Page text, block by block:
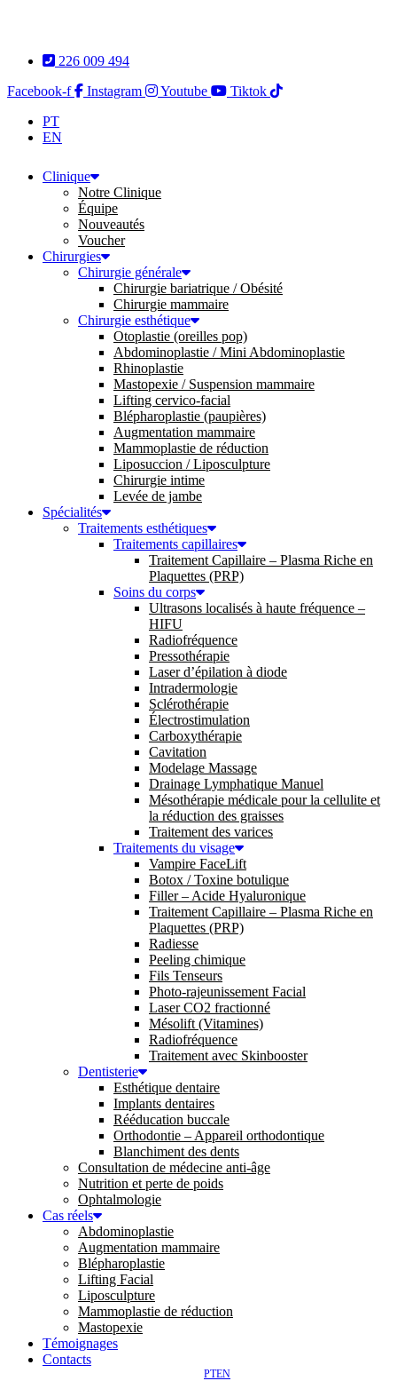
226 009 494
Facebook-f
Instagram Youtube
Tiktok
PT
EN
Clinique
Notre Clinique
Équipe
Nouveautés
Voucher
Chirurgies
Chirurgie générale
Chirurgie bariatrique / Obésité
Chirurgie mammaire
Chirurgie esthétique
Otoplastie (oreilles pop)
Abdominoplastie / Mini Abdominoplastie
Rhinoplastie
Mastopexie / Suspension mammaire
Lifting cervico-facial
Blépharoplastie (paupières)
Augmentation mammaire
Mammoplastie de réduction
Liposuccion / Liposculpture
Chirurgie intime
Levée de jambe
Spécialités
Traitements esthétiques
Traitements capillaires
Traitement Capillaire – Plasma Riche en
Plaquettes (PRP)
Soins du corps
Ultrasons localisés à haute fréquence –
HIFU
Radiofréquence
Pressothérapie
Laser d’épilation à diode
Intradermologie
Sclérothérapie
Électrostimulation
Carboxythérapie
Cavitation
Modelage Massage
Drainage Lymphatique Manuel
Mésothérapie médicale pour la cellulite et
la réduction des graisses
Traitement des varices
Traitements du visage
Vampire FaceLift
Botox / Toxine botulique
Filler – Acide Hyaluronique
Traitement Capillaire – Plasma Riche en
Plaquettes (PRP)
Radiesse
Peeling chimique
Fils Tenseurs
Photo-rajeunissement Facial
Laser CO2 fractionné
Mésolift (Vitamines)
Radiofréquence
Traitement avec Skinbooster
Dentisterie
Esthétique dentaire
Implants dentaires
Rééducation buccale
Orthodontie – Appareil orthodontique
Blanchiment des dents
Consultation de médecine anti-âge
Nutrition et perte de poids
Ophtalmologie
Cas réels
Abdominoplastie
Augmentation mammaire
Blépharoplastie
Lifting Facial
Liposculpture
Mammoplastie de réduction
Mastopexie
Témoignages
Contacts
PTEN